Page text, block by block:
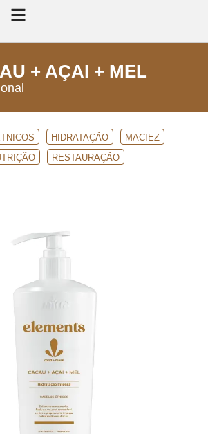
+ AÇAI + MEL
HIDRATAÇÃO
MACIEZ
RESTAURAÇÃO